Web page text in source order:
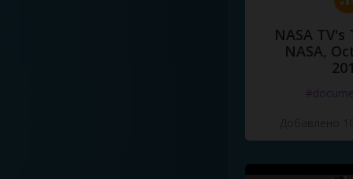
NASA TV's
NASA,